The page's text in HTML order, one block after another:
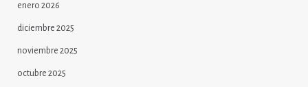
enero 2026
diciembre 2025
noviembre 2025
octubre 2025